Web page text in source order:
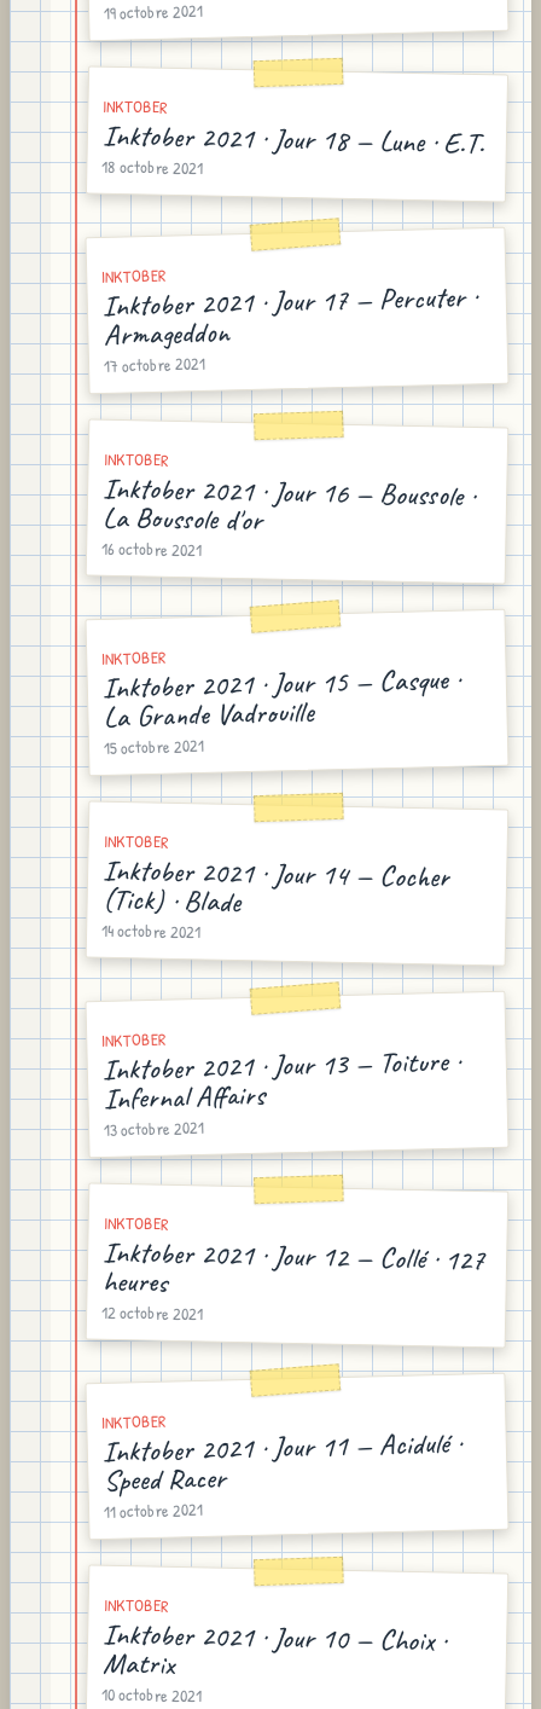
19 octobre 2021
INKTOBER
Inktober 2021 · Jour 18 — Lune · E.T.
18 octobre 2021
INKTOBER
Inktober 2021 · Jour 17 — Percuter ·
Armageddon
17 octobre 2021
INKTOBER
Inktober 2021 · Jour 16 — Boussole ·
La Boussole d'or
16 octobre 2021
INKTOBER
Inktober 2021 · Jour 15 — Casque ·
La Grande Vadrouille
15 octobre 2021
INKTOBER
Inktober 2021 · Jour 14 — Cocher
(Tick) · Blade
14 octobre 2021
INKTOBER
Inktober 2021 · Jour 13 — Toiture ·
Infernal Affairs
13 octobre 2021
INKTOBER
Inktober 2021 · Jour 12 — Collé · 127
heures
12 octobre 2021
INKTOBER
Inktober 2021 · Jour 11 — Acidulé ·
Speed Racer
11 octobre 2021
INKTOBER
Inktober 2021 · Jour 10 — Choix ·
Matrix
10 octobre 2021